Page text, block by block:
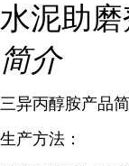
水泥助磨
简介
三异丙醇胺产品
生产方法：